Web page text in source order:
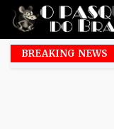
BREAKING NEWS
Ferreira ao